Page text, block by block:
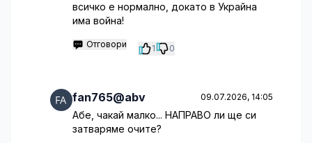
всичко е нормално, докато в Украйна
има война!
Отговори 1 0
fan765@abv 09.07.2026, 14:05
Абе, чакай малко... НАПРАВО ли ще си
затваряме очите?